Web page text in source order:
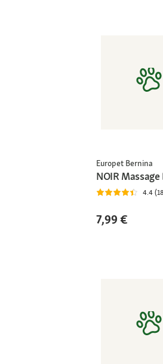
Europet Bernina
NOIR
4.4
7,99 €